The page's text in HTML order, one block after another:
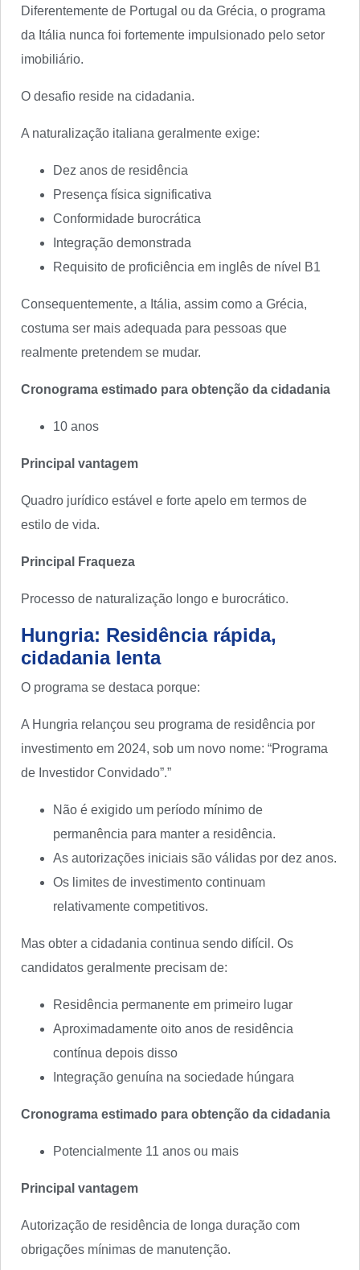
Diferentemente de Portugal ou da Grécia, o programa
da Itália nunca foi fortemente impulsionado pelo setor
imobiliário.
O desafio reside na cidadania.
A naturalização italiana geralmente exige:
Dez anos de residência
Presença física significativa
Conformidade burocrática
Integração demonstrada
Requisito de proficiência em inglês de nível B1
Consequentemente, a Itália, assim como a Grécia,
costuma ser mais adequada para pessoas que
realmente pretendem se mudar.
Cronograma estimado para obtenção da cidadania
10 anos
Principal vantagem
Quadro jurídico estável e forte apelo em termos de
estilo de vida.
Principal Fraqueza
Processo de naturalização longo e burocrático.
Hungria: Residência rápida,
cidadania lenta
O programa se destaca porque:
A Hungria relançou seu programa de residência por
investimento em 2024, sob um novo nome: “Programa
de Investidor Convidado”.”
Não é exigido um período mínimo de
permanência para manter a residência.
As autorizações iniciais são válidas por dez anos.
Os limites de investimento continuam
relativamente competitivos.
Mas obter a cidadania continua sendo difícil. Os
candidatos geralmente precisam de:
Residência permanente em primeiro lugar
Aproximadamente oito anos de residência
contínua depois disso
Integração genuína na sociedade húngara
Cronograma estimado para obtenção da cidadania
Potencialmente 11 anos ou mais
Principal vantagem
Autorização de residência de longa duração com
obrigações mínimas de manutenção.